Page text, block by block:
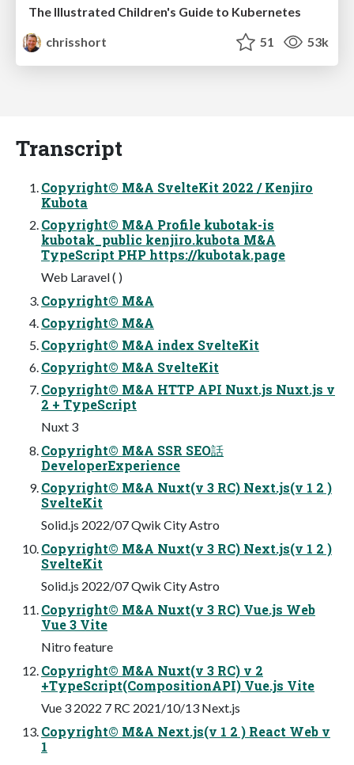
The Illustrated Children's Guide to Kubernetes
chrisshort
51 53k
Transcript
Copyright© M&A SvelteKit 2022 / Kenjiro
Kubota
Copyright© M&A Profile kubotak-is
kubotak_public kenjiro.kubota M&A
TypeScript PHP https://kubotak.page
Web Laravel ( )
Copyright© M&A
Copyright© M&A
Copyright© M&A index SvelteKit
Copyright© M&A SvelteKit
Copyright© M&A HTTP API Nuxt.js Nuxt.js v
2 + TypeScript
Nuxt 3
Copyright© M&A SSR SEO話
DeveloperExperience
Copyright© M&A Nuxt(v 3 RC) Next.js(v 1 2 )
SvelteKit
Solid.js 2022/07 Qwik City Astro
Copyright© M&A Nuxt(v 3 RC) Next.js(v 1 2 )
SvelteKit
Solid.js 2022/07 Qwik City Astro
Copyright© M&A Nuxt(v 3 RC) Vue.js Web
Vue 3 Vite
Nitro feature
Copyright© M&A Nuxt(v 3 RC) v 2
+TypeScript(CompositionAPI) Vue.js Vite
Vue 3 2022 7 RC 2021/10/13 Next.js
Copyright© M&A Next.js(v 1 2 ) React Web v
1